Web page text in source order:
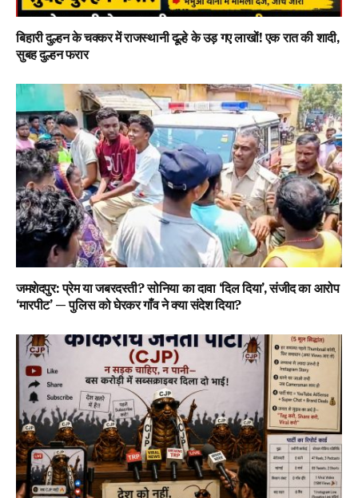
बिहारी दुल्हन के चक्कर में राजस्थानी दूल्हे के उड़ गए लाखों! एक रात की शादी,
सुबह दुल्हन फरार
जमशेदपुर: प्रेम या जबरदस्ती? सोनिया का दावा ‘दिल दिया’, संजीद का आरोप
‘मारपीट’ — पुलिस को घेरकर गाँव ने क्या संदेश दिया?